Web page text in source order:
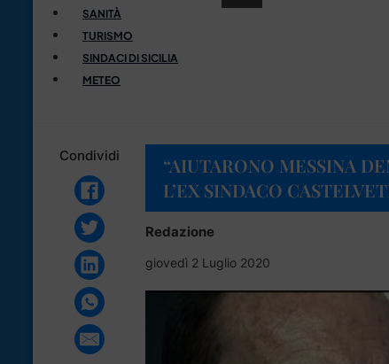
SANITÀ
TURISMO
SINDACI DI SICILIA
METEO
Condividi
“AIUTARONO MESSINA
L’EX SINDACO
Redazione
giovedì 2 Luglio 2020